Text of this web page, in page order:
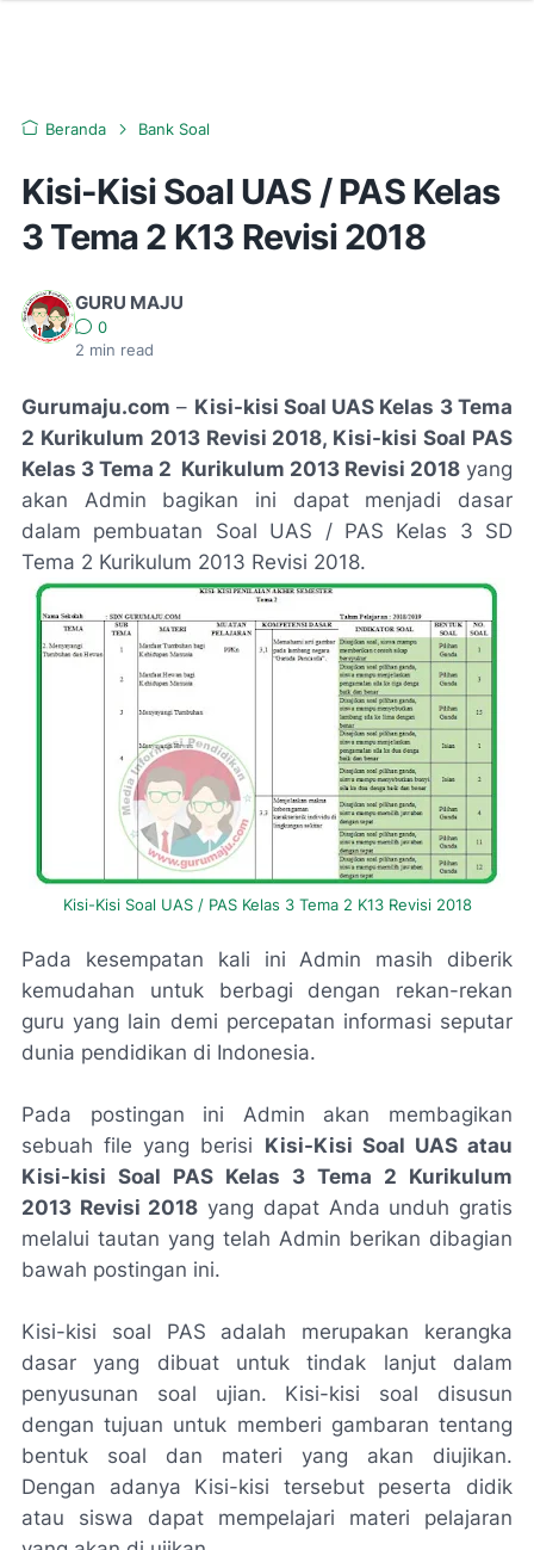
Beranda Bank Soal
Kisi-Kisi Soal UAS / PAS Kelas
3 Tema 2 K13 Revisi 2018
GURU MAJU
0
2 min read
Gurumaju.com – Kisi-kisi Soal UAS Kelas 3 Tema
2 Kurikulum 2013 Revisi 2018, Kisi-kisi Soal PAS
Kelas 3 Tema 2 Kurikulum 2013 Revisi 2018 yang
akan Admin bagikan ini dapat menjadi dasar
dalam pembuatan Soal UAS / PAS Kelas 3 SD
Tema 2 Kurikulum 2013 Revisi 2018.
Kisi-Kisi Soal UAS / PAS Kelas 3 Tema 2 K13 Revisi 2018
Pada kesempatan kali ini Admin masih diberik
kemudahan untuk berbagi dengan rekan-rekan
guru yang lain demi percepatan informasi seputar
dunia pendidikan di Indonesia.
Pada postingan ini Admin akan membagikan
sebuah file yang berisi Kisi-Kisi Soal UAS atau
Kisi-kisi Soal PAS Kelas 3 Tema 2 Kurikulum
2013 Revisi 2018 yang dapat Anda unduh gratis
melalui tautan yang telah Admin berikan dibagian
bawah postingan ini.
Kisi-kisi soal PAS adalah merupakan kerangka
dasar yang dibuat untuk tindak lanjut dalam
penyusunan soal ujian. Kisi-kisi soal disusun
dengan tujuan untuk memberi gambaran tentang
bentuk soal dan materi yang akan diujikan.
Dengan adanya Kisi-kisi tersebut peserta didik
atau siswa dapat mempelajari materi pelajaran